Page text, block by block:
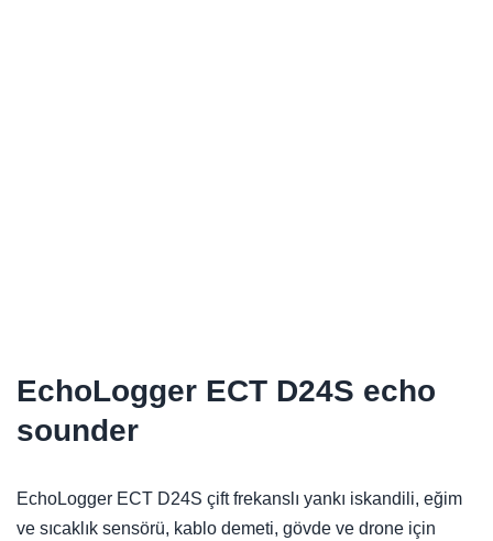
EchoLogger ECT D24S echo
sounder
EchoLogger ECT D24S çift frekanslı yankı iskandili, eğim
ve sıcaklık sensörü, kablo demeti, gövde ve drone için